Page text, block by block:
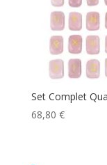
Set Complet
68,80 €